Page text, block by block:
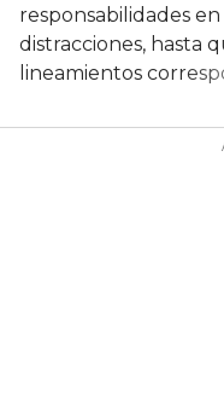
responsabilidades
distracciones, hasta
lineamientos